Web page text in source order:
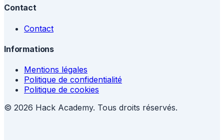
Contact
Contact
Informations
Mentions légales
Politique de confidentialité
Politique de cookies
© 2026 Hack Academy. Tous droits réservés.